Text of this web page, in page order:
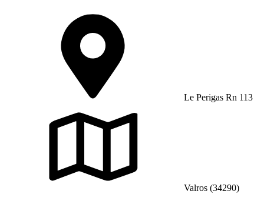
Le Perigas Rn 113
Valros (34290)